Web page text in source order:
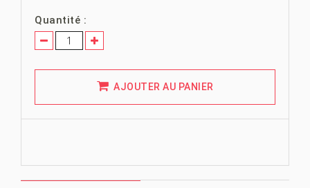
Quantité :
AJOUTER AU PANIER